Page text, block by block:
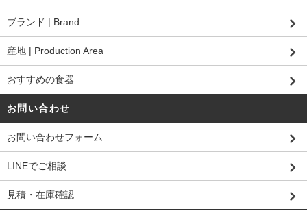
ブランド | Brand
産地 | Production Area
おすすめの食器
お問い合わせ
お問い合わせフォーム
LINEでご相談
見積・在庫確認